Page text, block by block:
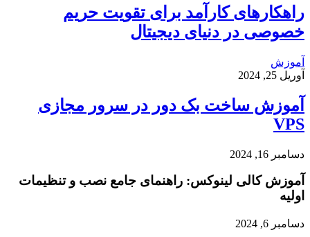
راهکارهای کارآمد برای تقویت حریم
خصوصی در دنیای دیجیتال
آموزش
آوریل 25, 2024
آموزش ساخت بک دور در سرور مجازی
VPS
دسامبر 16, 2024
آموزش کالی لینوکس: راهنمای جامع نصب و تنظیمات
اولیه
دسامبر 6, 2024